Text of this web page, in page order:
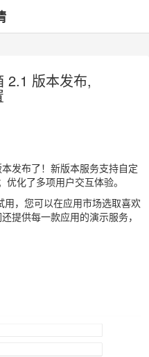
2.1 版本发布,
发布了！新版本服务支持自定
化了多项用户交互体验。
用，您可以在应用市场选取喜欢
提供每一款应用的演示服务，